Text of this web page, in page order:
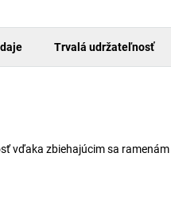
Trvalá udržateľnosť
vďaka zbiehajúcim sa ramenám